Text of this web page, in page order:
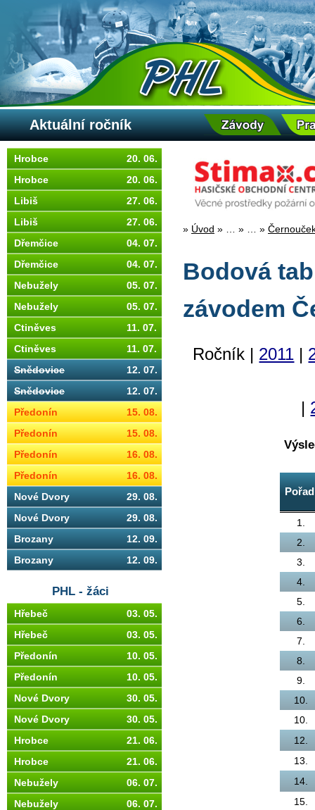
» Úvod » » »
Bodová
závodem
Ročník | 2011 |
|
1.
2.
3.
4.
5.
6.
7.
8.
9.
10.
10.
12.
13.
14.
15.
Aktuální ročník
Hrobce
20. 06.
Hrobce
20. 06.
Libiš
27. 06.
Libiš
27. 06.
Dřemčice
04. 07.
Dřemčice
04. 07.
Nebužely
05. 07.
Nebužely
05. 07.
Ctiněves
11. 07.
Ctiněves
11. 07.
Snědovice
12. 07.
Snědovice
12. 07.
Předonín
15. 08.
Předonín
15. 08.
Předonín
16. 08.
Předonín
16. 08.
Nové Dvory
29. 08.
Nové Dvory
29. 08.
Brozany
12. 09.
Brozany
12. 09.
PHL - žáci
Hřebeč
03. 05.
Hřebeč
03. 05.
Předonín
10. 05.
Předonín
10. 05.
Nové Dvory
30. 05.
Nové Dvory
30. 05.
Hrobce
21. 06.
Hrobce
21. 06.
Nebužely
06. 07.
Nebužely
06. 07.